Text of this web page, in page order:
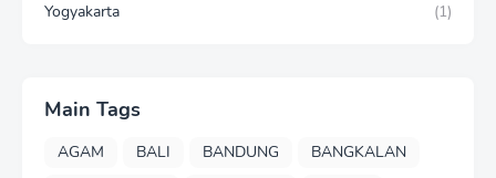
Yogyakarta
(1)
Main Tags
AGAM BALI BANDUNG
BANGKALAN